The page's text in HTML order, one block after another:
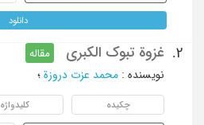
دانلود
2. غزوة تبوک الکبری
مقاله
نویسنده : محمد عزت دروزة ؛
چکیده کلیدواژه